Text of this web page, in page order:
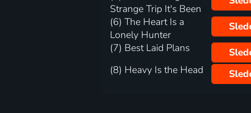
Strange Trip It's Been
(6) The Heart Is a
Lonely Hunter
(7) Best Laid Plans
(8) Heavy Is the Head